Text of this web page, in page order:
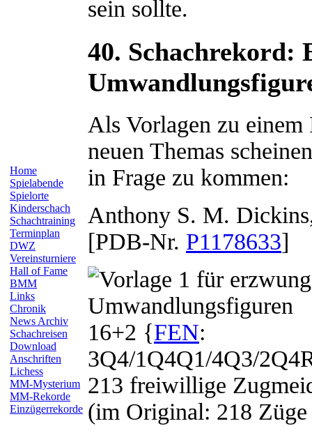
Home
Spielabende
Spielorte
Kinderschach
Schachtraining
Terminplan
DWZ
Vereinsturniere
Hall of Fame
BMM
Links
Chronik
News Archiv
Schachreisen
Download
Anschriften
Lichess
MM-Mysterium
MM-Rekorde
Einzügerrekorde
sein sollte.
40. Schachrekord:
Als Vorlagen zu einem
neuen Themas
in Frage zu kommen:
Anthony S. M. Dickins
[PDB-Nr. P1178633]
16+2 {FEN:
3Q4/1Q4Q1/4Q3/
213 freiwillige
(im Original: 218